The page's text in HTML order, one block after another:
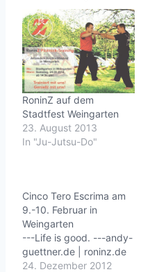
RoninZ auf dem
Stadtfest Weingarten
23. August 2013
In "Ju-Jutsu-Do"
Cinco Tero Escrima am
9.-10. Februar in
Weingarten
---Life is good. ---andy-
guettner.de | roninz.de
24. Dezember 2012